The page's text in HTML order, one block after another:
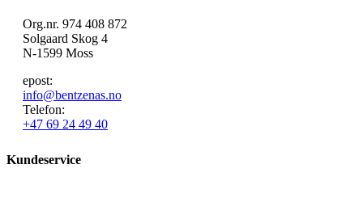
Org.nr. 974 408 872
Solgaard Skog 4
N-1599 Moss
epost:
info@bentzenas.no
Telefon:
+47 69 24 49 40
Kundeservice